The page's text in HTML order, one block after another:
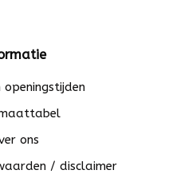
openingstijden
ons
/ disclaimer